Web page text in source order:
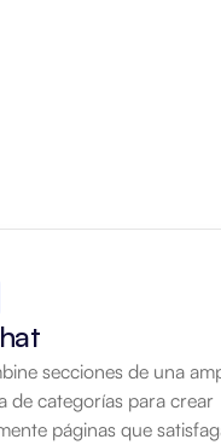
secciones de una
de categorías para crear
páginas que